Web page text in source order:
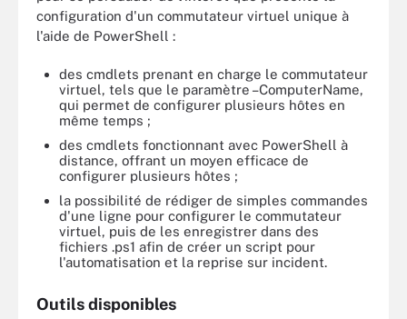
configuration d'un commutateur virtuel unique à
l'aide de PowerShell :
des cmdlets prenant en charge le commutateur
virtuel, tels que le paramètre –ComputerName,
qui permet de configurer plusieurs hôtes en
même temps ;
des cmdlets fonctionnant avec PowerShell à
distance, offrant un moyen efficace de
configurer plusieurs hôtes ;
la possibilité de rédiger de simples commandes
d'une ligne pour configurer le commutateur
virtuel, puis de les enregistrer dans des
fichiers .ps1 afin de créer un script pour
l'automatisation et la reprise sur incident.
Outils disponibles